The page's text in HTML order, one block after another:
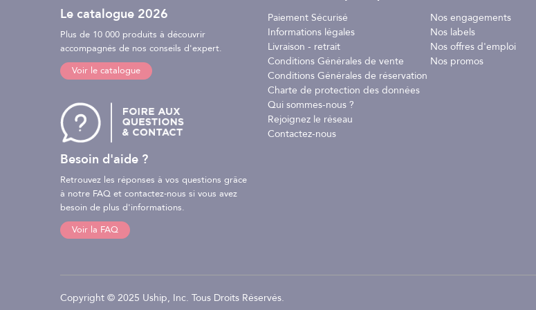
Le catalogue 2026
Plus de 10 000 produits à découvrir
accompagnés de nos conseils d'expert.
Voir le catalogue
Besoin d'aide ?
Retrouvez les réponses à vos questions grâce
à notre FAQ et contactez-nous si vous avez
besoin de plus d'informations.
Voir la FAQ
Paiement Sécurisé
Informations légales
Livraison - retrait
Conditions Générales de vente
Conditions Générales de réservation
Charte de protection des données
Qui sommes-nous ?
Rejoignez le réseau
Contactez-nous
Nos engagements
Nos labels
Nos offres d'emploi
Nos promos
Copyright © 2025 Uship, Inc. Tous Droits Réservés.